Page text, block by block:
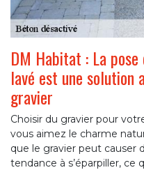
DM Habitat : La
lavé est une solution
gravier
Choisir du gravier pour
vous aimez le charme
que le gravier peut causer
tendance à s’éparpiller, ce